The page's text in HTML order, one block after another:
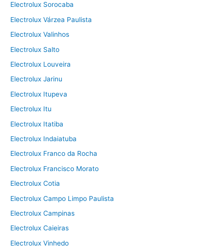
Electrolux Sorocaba
Electrolux Várzea Paulista
Electrolux Valinhos
Electrolux Salto
Electrolux Louveira
Electrolux Jarinu
Electrolux Itupeva
Electrolux Itu
Electrolux Itatiba
Electrolux Indaiatuba
Electrolux Franco da Rocha
Electrolux Francisco Morato
Electrolux Cotia
Electrolux Campo Limpo Paulista
Electrolux Campinas
Electrolux Caieiras
Electrolux Vinhedo